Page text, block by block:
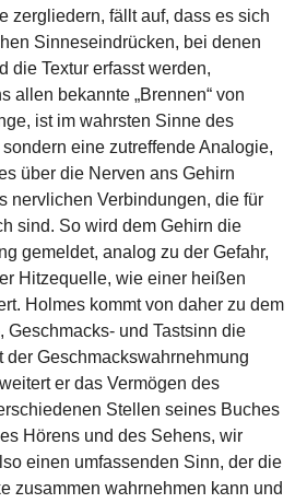
zergliedern, fällt auf, dass es sich
Sinneseindrücken, bei denen
die Textur erfasst werden,
allen bekannte „Brennen“ von
ist im wahrsten Sinne des
eine zutreffende Analogie,
über die Nerven ans Gehirn
nervlichen Verbindungen, die für
sind. So wird dem Gehirn die
gemeldet, analog zu der Gefahr,
Hitzequelle, wie einer heißen
Holmes kommt von daher zu dem
Geschmacks- und Tastsinn die
Geschmackswahrnehmung
er das Vermögen des
Stellen seines Buches
Hörens und des Sehens, wir
einen umfassenden Sinn, der die
zusammen wahrnehmen kann und